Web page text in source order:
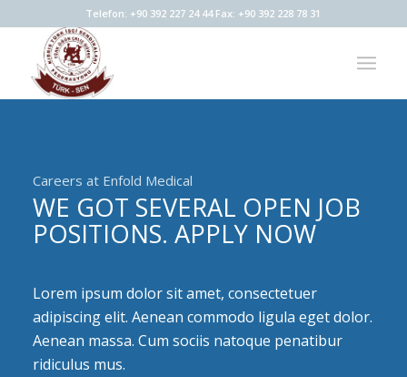
Telefon: +90 392 227 24 44 Fax: +90 392 228 78 31
Careers at Enfold Medical
WE GOT SEVERAL OPEN JOB
POSITIONS. APPLY NOW
Lorem ipsum dolor sit amet, consectetuer
adipiscing elit. Aenean commodo ligula eget dolor.
Aenean massa. Cum sociis natoque penatibur
ridiculus mus.